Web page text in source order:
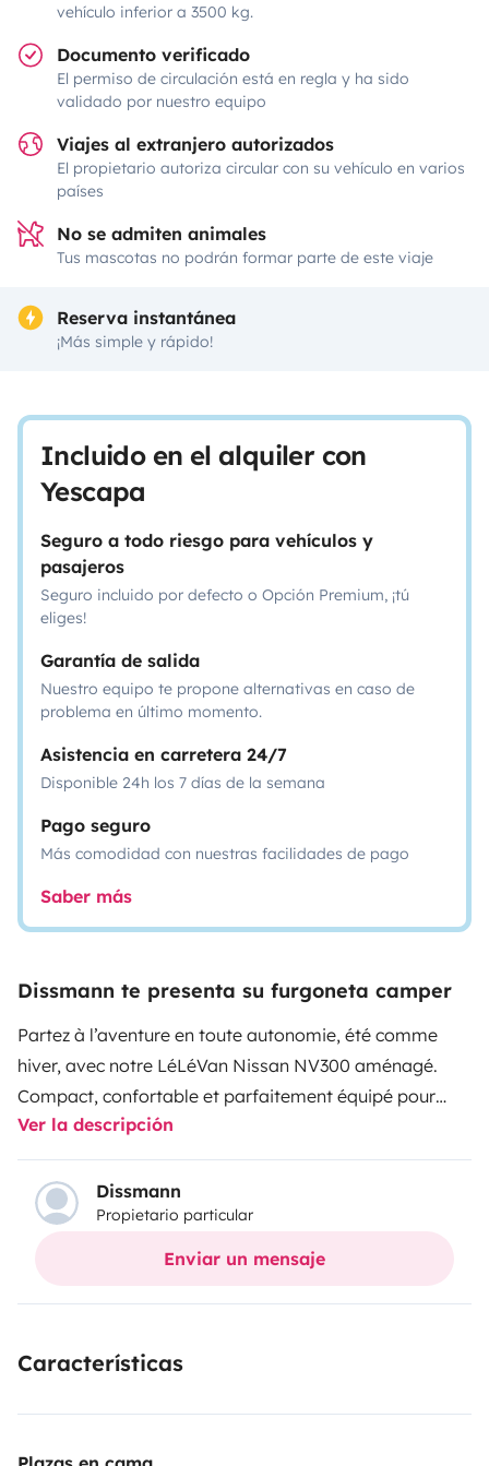
vehículo inferior a 3500 kg.
Documento verificado
El permiso de circulación está en regla y ha sido
validado por nuestro equipo
Viajes al extranjero autorizados
El propietario autoriza circular con su vehículo en varios
países
No se admiten animales
Tus mascotas no podrán formar parte de este viaje
Reserva instantánea
¡Más simple y rápido!
Incluido en el alquiler con
Yescapa
Seguro a todo riesgo para vehículos y
pasajeros
Seguro incluido por defecto o Opción Premium, ¡tú
eliges!
Garantía de salida
Nuestro equipo te propone alternativas en caso de
problema en último momento.
Asistencia en carretera 24/7
Disponible 24h los 7 días de la semana
Pago seguro
Más comodidad con nuestras facilidades de pago
Saber más
Dissmann te presenta su furgoneta camper
Partez à l’aventure en toute autonomie, été comme
hiver, avec notre LéLéVan Nissan NV300 aménagé.
Compact, confortable et parfaitement équipé pour
tous types de séjours. Une tente de toit est disponible
en option pour 20€/jour.
Ver la descripción
Dissmann
Propietario particular
Enviar un mensaje
Características